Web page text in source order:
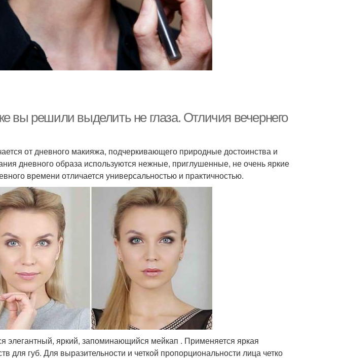
вы решили выделить не глаза. Отличия вечернего
от дневного макияжа, подчеркивающего природные достоинства и
дневного образа используются нежные, приглушенные, не очень яркие
времени отличается универсальностью и практичностью.
элегантный, яркий, запоминающийся мейкап . Применяется яркая
для губ. Для выразительности и четкой пропорциональности лица четко